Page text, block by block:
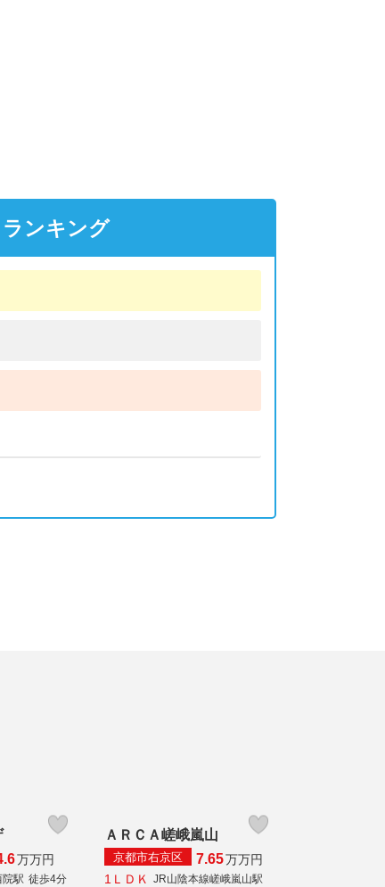
ンキング
万万円
院駅 徒歩4分
ＡＲＣＡ嵯峨嵐山
京都市右京区 7.65万万円
1ＬＤＫ
JR山陰本線嵯峨嵐山駅